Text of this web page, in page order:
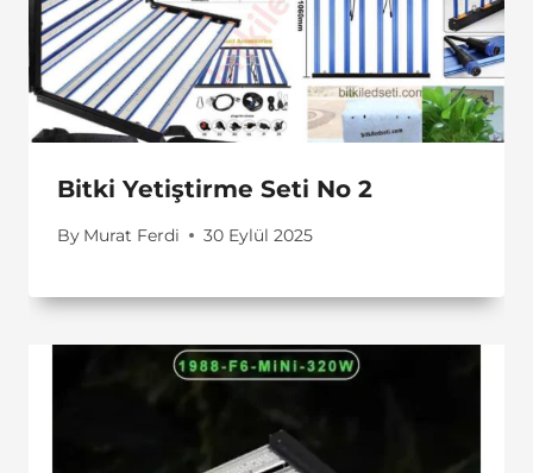
Bitki Yetiştirme Seti No 2
By Murat Ferdi 30 Eylül 2025